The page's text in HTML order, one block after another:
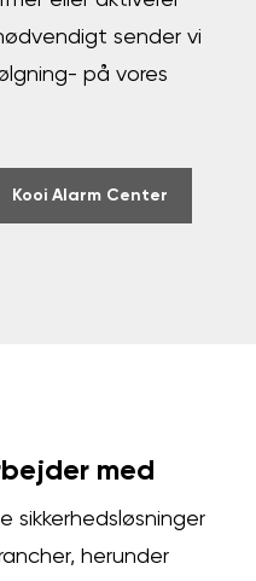
sender vi
på vores
Kooi Alarm Center
med
sikkerhedsløsninger
herunder